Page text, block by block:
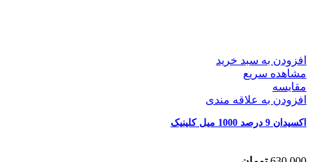
افزودن به سبد خرید
مشاهده سریع
مقایسه
افزودن به علاقه مندی
اکسیدان 9 درصد 1000 میل کلینیک